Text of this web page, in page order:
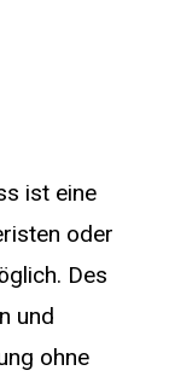
ist eine
oder
Des
und
ohne